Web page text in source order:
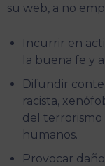
su web, a no
Incurrir en
la buena fe y
Difundir
racista,
del
humanos.
Provocar